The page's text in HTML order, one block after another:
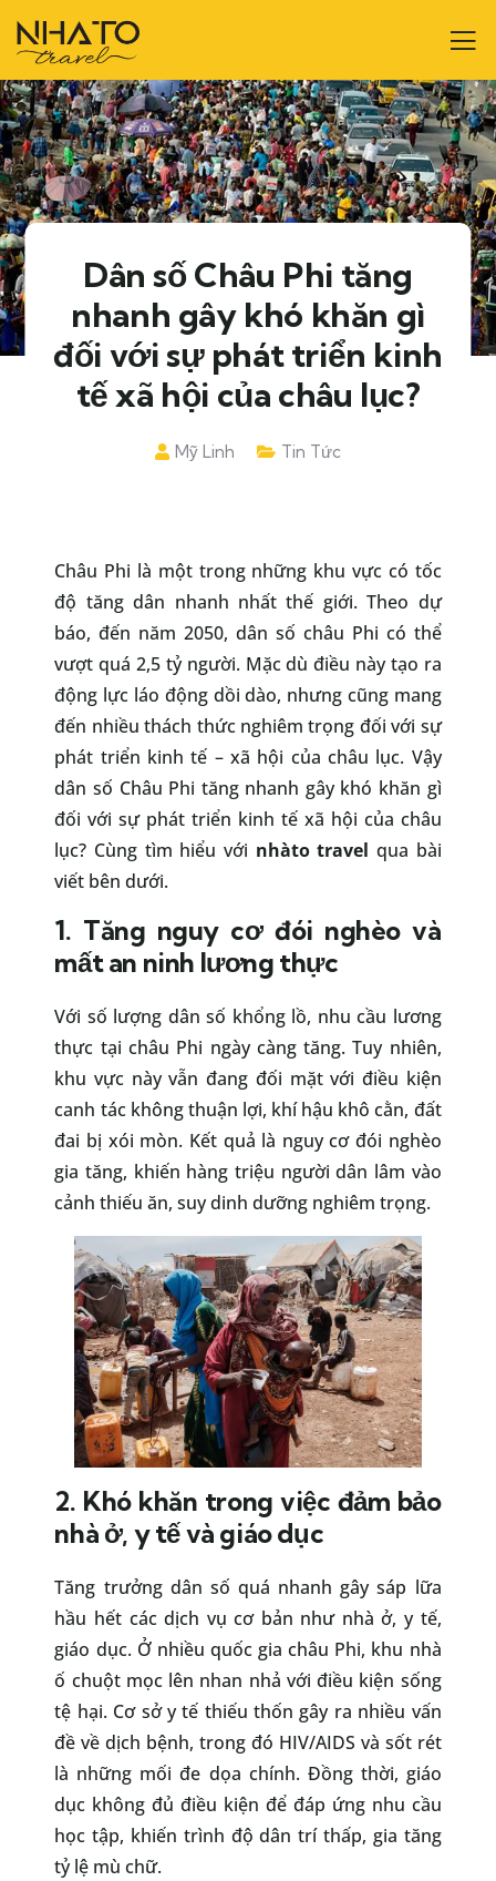
Dân số Châu Phi tăng
nhanh gây khó khăn gì
đối với sự phát triển kinh
tế xã hội của châu lục?
Mỹ Linh Tin Tức
Châu Phi là một trong những khu vực có tốc
độ tăng dân nhanh nhất thế giới. Theo dự
báo, đến năm 2050, dân số châu Phi có thể
vượt quá 2,5 tỷ người. Mặc dù điều này tạo ra
động lực láo động dồi dào, nhưng cũng mang
đến nhiều thách thức nghiêm trọng đối với sự
phát triển kinh tế – xã hội của châu lục. Vậy
dân số Châu Phi tăng nhanh gây khó khăn gì
đối với sự phát triển kinh tế xã hội của châu
lục? Cùng tìm hiểu với nhàto travel qua bài
viết bên dưới.
1. Tăng nguy cơ đói nghèo và
mất an ninh lương thực
Với số lượng dân số khổng lồ, nhu cầu lương
thực tại châu Phi ngày càng tăng. Tuy nhiên,
khu vực này vẫn đang đối mặt với điều kiện
canh tác không thuận lợi, khí hậu khô cằn, đất
đai bị xói mòn. Kết quả là nguy cơ đói nghèo
gia tăng, khiến hàng triệu người dân lâm vào
cảnh thiếu ăn, suy dinh dưỡng nghiêm trọng.
2. Khó khăn trong việc đảm bảo
nhà ở, y tế và giáo dục
Tăng trưởng dân số quá nhanh gây sáp lữa
hầu hết các dịch vụ cơ bản như nhà ở, y tế,
giáo dục. Ở nhiều quốc gia châu Phi, khu nhà
ố chuột mọc lên nhan nhả với điều kiện sống
tệ hại. Cơ sở y tế thiếu thốn gây ra nhiều vấn
đề về dịch bệnh, trong đó HIV/AIDS và sốt rét
là những mối đe dọa chính. Đồng thời, giáo
dục không đủ điều kiện để đáp ứng nhu cầu
học tập, khiến trình độ dân trí thấp, gia tăng
tỷ lệ mù chữ.